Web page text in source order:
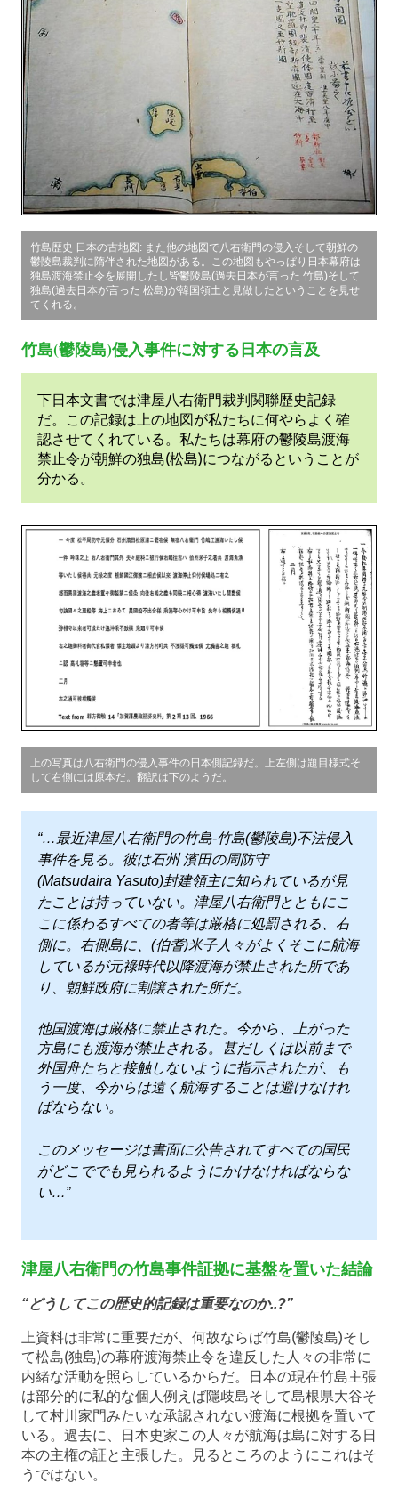
竹島歴史 日本の古地図: また他の地図で八右衛門の侵入そして朝鮮の
鬱陵島裁判に隋伴された地図がある。この地図もやっぱり日本幕府は
独島渡海禁止令を展開したし皆鬱陵島(過去日本が言った 竹島)そして
独島(過去日本が言った 松島)が韓国領土と見做したということを見せ
てくれる。
竹島(鬱陵島)侵入事件に対する日本の言及
下日本文書では津屋八右衛門裁判関聯歴史記録
だ。この記録は上の地図が私たちに何やらよく確
認させてくれている。私たちは幕府の鬱陵島渡海
禁止令が朝鮮の独島(松島)につながるということが
分かる。
上の写真は八右衛門の侵入事件の日本側記録だ。上左側は題目様式そ
して右側には原本だ。翻訳は下のようだ。
“…最近津屋八右衛門の竹島-竹島(鬱陵島)不法侵入
事件を見る。彼は石州 濱田の周防守
(Matsudaira Yasuto)封建領主に知られているが見
たことは持っていない。津屋八右衛門とともにこ
こに係わるすべての者等は厳格に処罰される、右
側に。右側島に、(伯耆)米子人々がよくそこに航海
しているが元祿時代以降渡海が禁止された所であ
り、朝鮮政府に割譲された所だ。
他国渡海は厳格に禁止された。今から、上がった
方島にも渡海が禁止される。甚だしくは以前まで
外国舟たちと接触しないように指示されたが、も
う一度、今からは遠く航海することは避けなけれ
ばならない。
このメッセージは書面に公告されてすべての国民
がどこででも見られるようにかけなければならな
い…”
津屋八右衛門の竹島事件証拠に基盤を置いた結論
“どうしてこの歴史的記録は重要なのか..?”
上資料は非常に重要だが、何故ならば竹島(鬱陵島)そし
て松島(独島)の幕府渡海禁止令を違反した人々の非常に
内緒な活動を照らしているからだ。日本の現在竹島主張
は部分的に私的な個人例えば隱歧島そして島根県大谷そ
して村川家門みたいな承認されない渡海に根拠を置いて
いる。過去に、日本史家この人々が航海は島に対する日
本の主権の証と主張した。見るところのようにこれはそ
うではない。